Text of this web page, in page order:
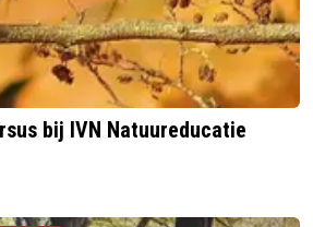
bij IVN Natuureducatie